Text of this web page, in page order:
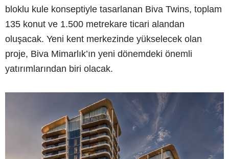
bloklu kule konseptiyle tasarlanan Biva Twins, toplam
135 konut ve 1.500 metrekare ticari alandan
oluşacak. Yeni kent merkezinde yükselecek olan
proje, Biva Mimarlık’ın yeni dönemdeki önemli
yatırımlarından biri olacak.